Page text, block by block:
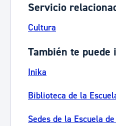
Servicio
Cultura
También te
Inika
Biblioteca de la
Sedes de la Escuela